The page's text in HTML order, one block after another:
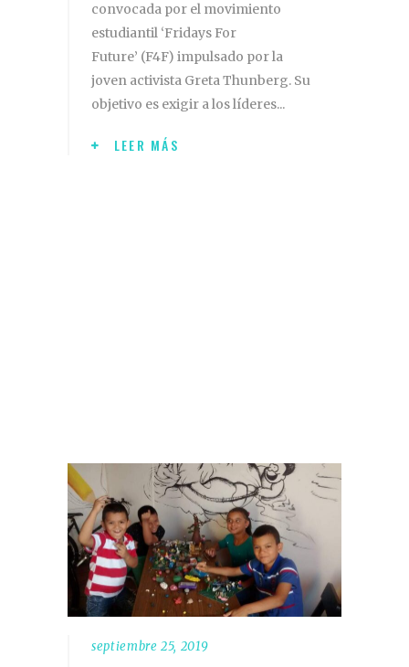
convocada por el movimiento
estudiantil ‘Fridays For
Future’ (F4F) impulsado por la
joven activista Greta Thunberg. Su
objetivo es exigir a los líderes
LEER MÁS
septiembre 25, 2019